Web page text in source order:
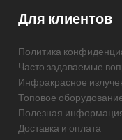
Для клиентов
Политика
Часто задаваемые
Инфракрасное
Топовое
Полезная
Доставка и оплата